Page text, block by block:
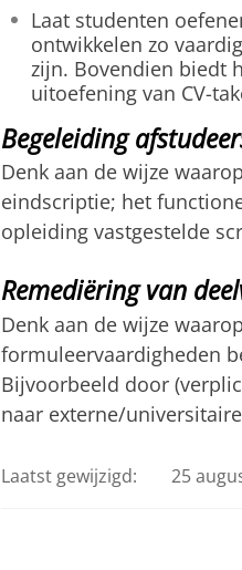
Laat studenten
ontwikkelen zo
zijn. Bovendien biedt
uitoefening van CV-
Begeleiding
Denk aan de wijze
eindscriptie; het
opleiding vastgestelde
Remediëring van
Denk aan de wijze
formuleervaardigheden
Bijvoorbeeld door
naar externe/
Laatst gewijzigd: 25